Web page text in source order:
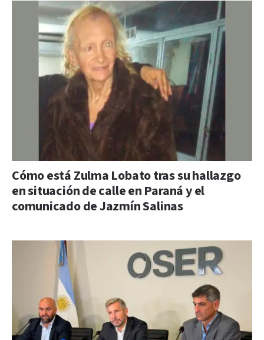
Cómo está Zulma Lobato tras su hallazgo
en situación de calle en Paraná y el
comunicado de Jazmín Salinas